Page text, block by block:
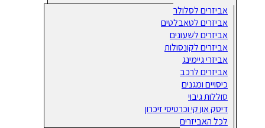
אביזרים לסלולר
אביזרים לטאבלטים
אביזרים לשעונים
אביזרים לקונסולות
אביזרי גיימינג
אביזרים לרכב
כיסויים ומגנים
סוללות גיבוי
דיסק און קי וכרטיסי זיכרון
לכל האביזרים